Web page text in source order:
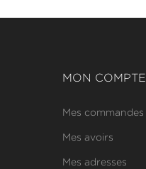
MON COMPTE
Mes commandes
Mes avoirs
Mes adresses